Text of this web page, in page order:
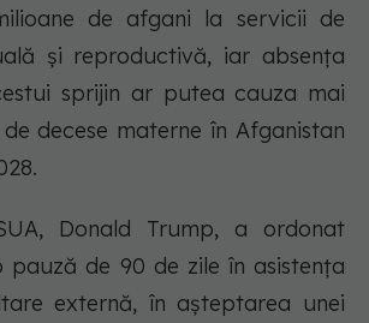
de afgani la servicii de
și reproductivă, iar absența
sprijin ar putea cauza mai
decese materne în Afganistan
Donald Trump, a ordonat
pauză de 90 de zile în asistența
externă, în așteptarea unei